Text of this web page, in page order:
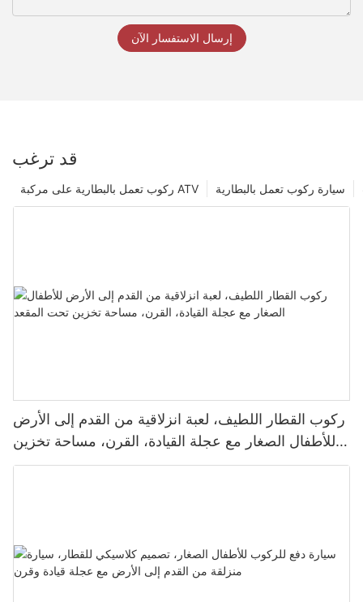
إرسال الاستفسار الآن
قد ترغب
سيارة ركوب تعمل بالبطارية ركوب تعمل بالبطارية على مركبة ATV
ركوب القطار اللطيف، لعبة انزلاقية من القدم إلى الأرض
للأطفال الصغار مع عجلة القيادة، القرن، مساحة تخزين
تحت المقعد